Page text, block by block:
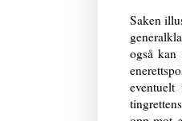
Saken
også